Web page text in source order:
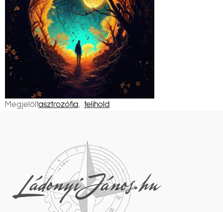
Megjelöltasztrozófia, telihold